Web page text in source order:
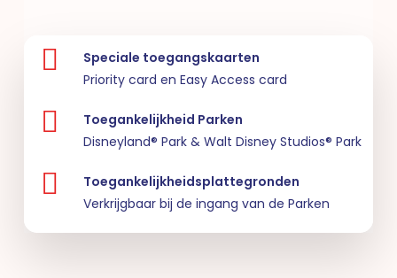
Speciale toegangskaarten
Priority card en Easy Access card
Toegankelijkheid Parken
Disneyland® Park & Walt Disney Studios® Park
Toegankelijkheidsplattegronden
Verkrijgbaar bij de ingang van de Parken